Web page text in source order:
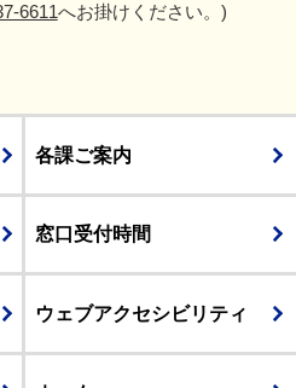
6611へお掛けください。)
各課ご案内
窓口受付時間
ウェブアクセシビリティ